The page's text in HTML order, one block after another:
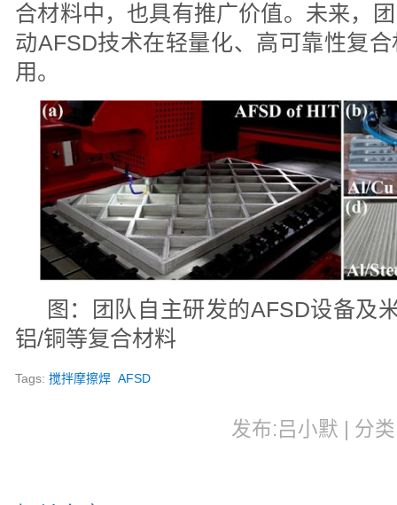
合材料中，也具有推广价值。未来，
动AFSD技术在轻量化、高可靠性复
用。
图：团队自主研发的AFSD设备及
铝/铜等复合材料
Tags:搅拌摩擦焊 AFSD
发布:吕小默 | 分